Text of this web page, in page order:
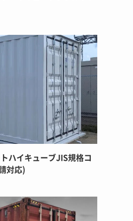
ハイキューブJIS規格コ
対応)